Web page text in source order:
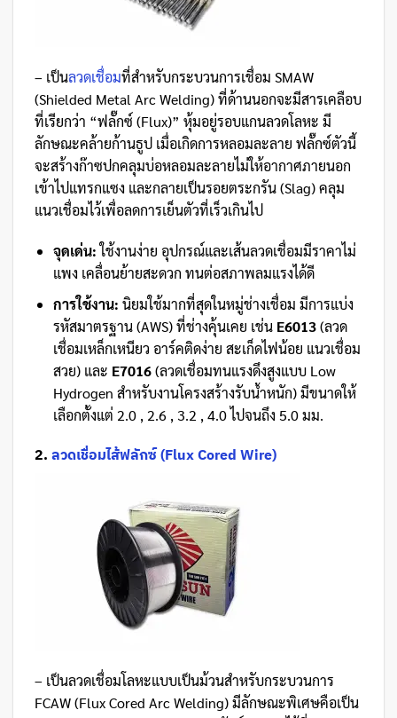
– เป็นลวดเชื่อมที่สำหรับกระบวนการเชื่อม SMAW
(Shielded Metal Arc Welding) ที่ด้านนอกจะมีสารเคลือบ
ที่เรียกว่า “ฟลั๊กซ์ (Flux)” หุ้มอยู่รอบแกนลวดโลหะ มี
ลักษณะคล้ายก้านธูป เมื่อเกิดการหลอมละลาย ฟลั๊กซ์ตัวนี้
จะสร้างก๊าซปกคลุมบ่อหลอมละลายไม่ให้อากาศภายนอก
เข้าไปแทรกแซง และกลายเป็นรอยตระกรัน (Slag) คลุม
แนวเชื่อมไว้เพื่อลดการเย็นตัวที่เร็วเกินไป
จุดเด่น:ใช้งานง่าย อุปกรณ์และเส้นลวดเชื่อมมีราคาไม่
แพง เคลื่อนย้ายสะดวก ทนต่อสภาพลมแรงได้ดี
การใช้งาน: นิยมใช้มากที่สุดในหมู่ช่างเชื่อม มีการแบ่ง
รหัสมาตรฐาน (AWS) ที่ช่างคุ้นเคย เช่น E6013(ลวด
เชื่อมเหล็กเหนียว อาร์คติดง่าย สะเก็ดไฟน้อย แนวเชื่อม
สวย) และ E7016(ลวดเชื่อมทนแรงดึงสูงแบบ Low
Hydrogen สำหรับงานโครงสร้างรับน้ำหนัก) มีขนาดให้
เลือกตั้งแต่ 2.0 , 2.6 , 3.2 , 4.0 ไปจนถึง 5.0 มม.
2. ลวดเชื่อมไส้ฟลักซ์ (Flux Cored Wire)
– เป็นลวดเชื่อมโลหะแบบเป็นม้วนสำหรับกระบวนการ
FCAW (Flux Cored Arc Welding) มีลักษณะพิเศษคือเป็น